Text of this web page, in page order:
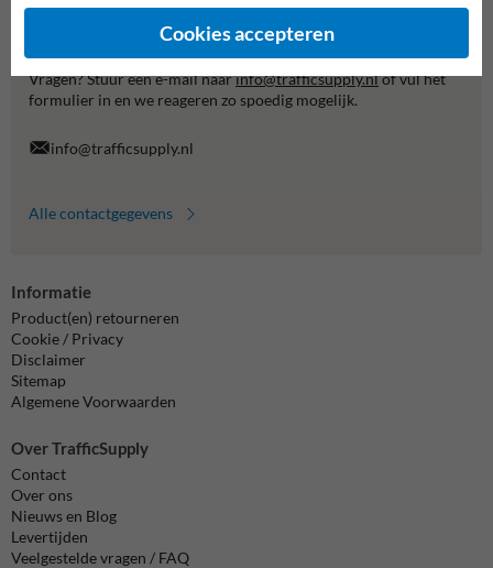
Neem contact met ons op
Wij zijn op werkdagen (van 8.00 tot 17.00) te bereiken op 038-
7920070.
Vragen? Stuur een e-mail naarinfo@trafficsupply.nlof vul het
formulier in en we reageren zo spoedig mogelijk.
info@trafficsupply.nl
Alle contactgegevens
Informatie
Product(en) retourneren
Cookie / Privacy
Disclaimer
Sitemap
Algemene Voorwaarden
Over TrafficSupply
Contact
Over ons
Nieuws en Blog
Levertijden
Veelgestelde vragen / FAQ
Cookies accepteren